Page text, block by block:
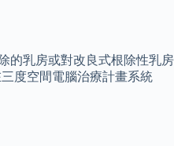
的乳房或對改良式根除性乳房
度空間電腦治療計畫系統